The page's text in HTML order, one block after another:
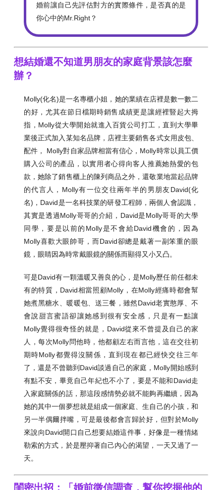
婚前讓自己先評估對方的實際條件，是否真的是
你心中的Mr.Right？
想結婚還不知道男朋友的家庭背景該怎麼
辦？
Molly(化名)是一名專櫃小姐，她的業績在店裡是數一數二
的好，尤其在節日檔期時銷售成績更是讓經裡豎起大拇
指，Molly從大學開始就進入百貨公司打工，直到大學畢
業後正式加入某知名品牌，店裡主要銷售各式女用皮包、
配件， Molly對自家品牌相當有信心，Molly時常以員工價
購入公司的產品，以實用者心得向客人推薦她熱愛的包
款，她除了銷售櫃上的陳列商品之外，還敬業地當起品牌
的代言人，Molly有一位交往兩年半的男朋友David(化
名)，David是一名科技業的研發工程師，兩個人會認識，
其實是透過Molly哥哥的介紹，David是Molly哥哥的大學
同學，要是以前的Molly是不會給David機會的，因為
Molly喜歡大眼帥哥，而David卻總是戴著一副笨重的眼
鏡，眼睛因為時常戴眼鏡的關係而顯得又小又凸。
可是David有一顆溫暖又善良的心，是Molly歷任前任都未
有的特質，David相當照顧Molly，在Molly經痛時都會幫
她煮黑糖水、暖暖包、送三餐，雖然David老實憨厚、不
會說甜言蜜語卻讓她感到很有安全感，只是有一點讓
Molly覺得很奇怪的就是，David從來不曾提及自己的家
人，每次Molly問他時，他都顧左右而言他，這在交往初
期時Molly都覺得沒關係，直到現在都已經快交往三年
了，還是不曾聽到David談過自己的家庭，Molly開始感到
有點不安，畢竟自己年紀也不小了，要是不能和David走
入家庭關係的話，那這段感情勢必就不能夠再繼續，因為
她的其中一個夢想就是組成一個家庭、生自己的小孩，和
另一半偶爾拌嘴，可是最後都會言歸於好，但對於Molly
來說向David開口自己想要結婚這件事，好像是一種情緒
勒索的方式，於是壓抑著自己內心的渴望，一天又過了一
天。
閨密出招：「婚前徵信調查，幫你挖掘他的